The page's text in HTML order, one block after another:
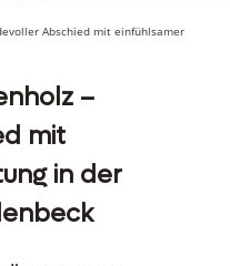
Abschied mit einfühlsamer
–
mit
in der